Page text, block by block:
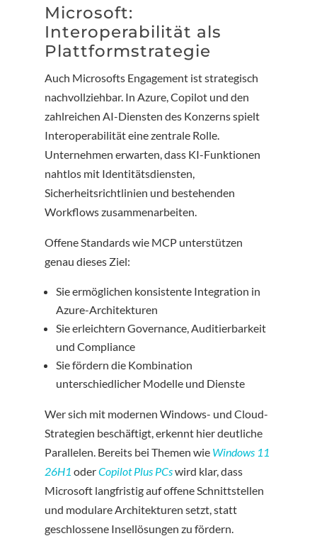
Microsoft:
Interoperabilität als
Plattformstrategie
Auch Microsofts Engagement ist strategisch
nachvollziehbar. In Azure, Copilot und den
zahlreichen AI-Diensten des Konzerns spielt
Interoperabilität eine zentrale Rolle.
Unternehmen erwarten, dass KI-Funktionen
nahtlos mit Identitätsdiensten,
Sicherheitsrichtlinien und bestehenden
Workflows zusammenarbeiten.
Offene Standards wie MCP unterstützen
genau dieses Ziel:
Sie ermöglichen konsistente Integration in
Azure-Architekturen
Sie erleichtern Governance, Auditierbarkeit
und Compliance
Sie fördern die Kombination
unterschiedlicher Modelle und Dienste
Wer sich mit modernen Windows- und Cloud-
Strategien beschäftigt, erkennt hier deutliche
Parallelen. Bereits bei Themen wie Windows 11
26H1 oderCopilot Plus PCswird klar, dass
Microsoft langfristig auf offene Schnittstellen
und modulare Architekturen setzt, statt
geschlossene Insellösungen zu fördern.